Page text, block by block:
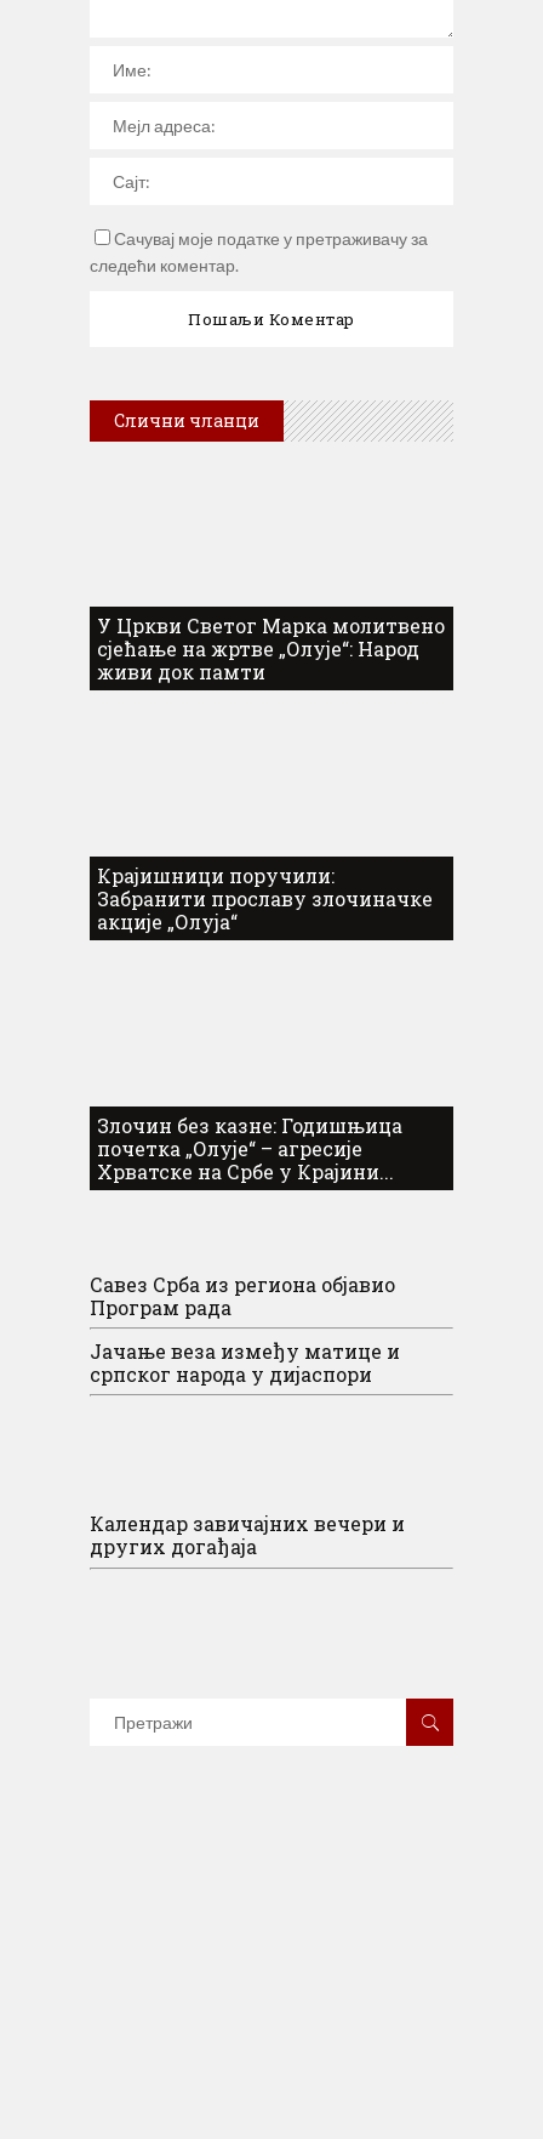
Сачувај моје податке у претраживачу за
следећи коментар.
Слични чланци
У Цркви Светог Марка молитвено
сјећање на жртве „Олује“: Народ
живи док памти
Крајишници поручили:
Забранити прославу злочиначке
акције „Олуја“
Злочин без казне: Годишњица
почетка „Олује“ – агресије
Хрватске на Србе у Крајини...
Савез Срба из региона објавио
Програм рада
Јачање веза између матице и
српског народа у дијаспори
Календар завичајних вечери и
других догађаја